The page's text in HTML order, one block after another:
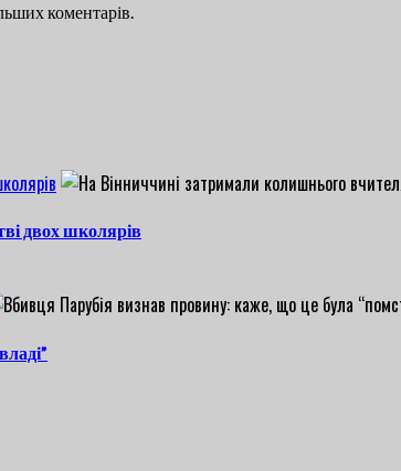
коментарів.
двох школярів